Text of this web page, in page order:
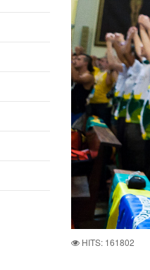
HITS: 161802